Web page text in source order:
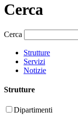
Cerca
Cerca
Strutture
Servizi
Notizie
Strutture
Dipartimenti